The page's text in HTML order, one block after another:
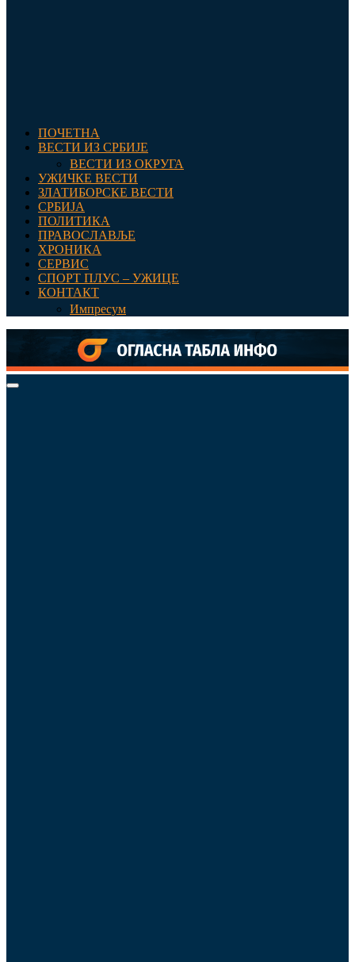
ПОЧЕТНА
ВЕСТИ ИЗ СРБИЈЕ
ВЕСТИ ИЗ ОКРУГА
УЖИЧКЕ ВЕСТИ
ЗЛАТИБОРСКЕ ВЕСТИ
СРБИЈА
ПОЛИТИКА
ПРАВОСЛАВЉЕ
ХРОНИКА
СЕРВИС
СПОРТ ПЛУС – УЖИЦЕ
КОНТАКТ
Импресум
Primary